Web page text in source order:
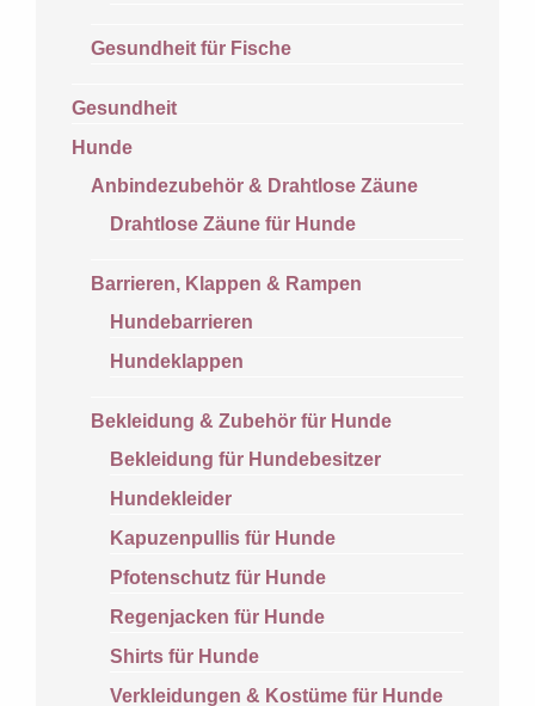
Gesundheit für Fische
Gesundheit
Hunde
Anbindezubehör & Drahtlose Zäune
Drahtlose Zäune für Hunde
Barrieren, Klappen & Rampen
Hundebarrieren
Hundeklappen
Bekleidung & Zubehör für Hunde
Bekleidung für Hundebesitzer
Hundekleider
Kapuzenpullis für Hunde
Pfotenschutz für Hunde
Regenjacken für Hunde
Shirts für Hunde
Verkleidungen & Kostüme für Hunde